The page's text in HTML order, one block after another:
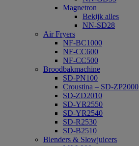
Magnetron
Bekijk alles
NN-SD28
Air Fryers
NF-BC1000
NF-CC600
NF-CC500
Broodbakmachine
SD-PN100
Croustina – SD-ZP2000
SD-ZD2010
SD-YR2550
SD-YR2540
SD-R2530
SD-B2510
Blenders & Slowjuicers